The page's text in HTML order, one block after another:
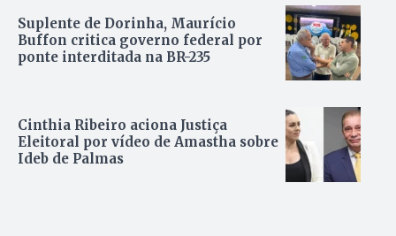
Suplente de Dorinha, Maurício
Buffon critica governo federal por
ponte interditada na BR-235
Cinthia Ribeiro aciona Justiça
Eleitoral por vídeo de Amastha sobre
Ideb de Palmas